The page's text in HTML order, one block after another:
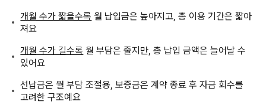
개월 수가 짧을수록 월 납입금은 높아지고, 총 이용 기간은 짧아
져요
개월 수가 길수록 월 부담은 줄지만, 총 납입 금액은 늘어날 수
있어요
선납금은 월 부담 조절용, 보증금은 계약 종료 후 자금 회수를
고려한 구조예요